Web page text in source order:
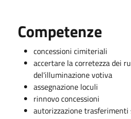
Competenze
concessioni cimiteriali
accertare la corretezza dei
del'illuminazione votiva
assegnazione loculi
rinnovo concessioni
autorizzazione trasferimenti